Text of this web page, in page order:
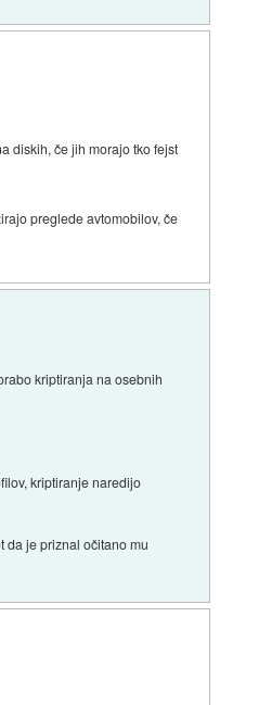
diskih, če jih morajo tko fejst
preglede avtomobilov, če
kriptiranja na osebnih
kriptiranje naredijo
da je priznal očitano mu